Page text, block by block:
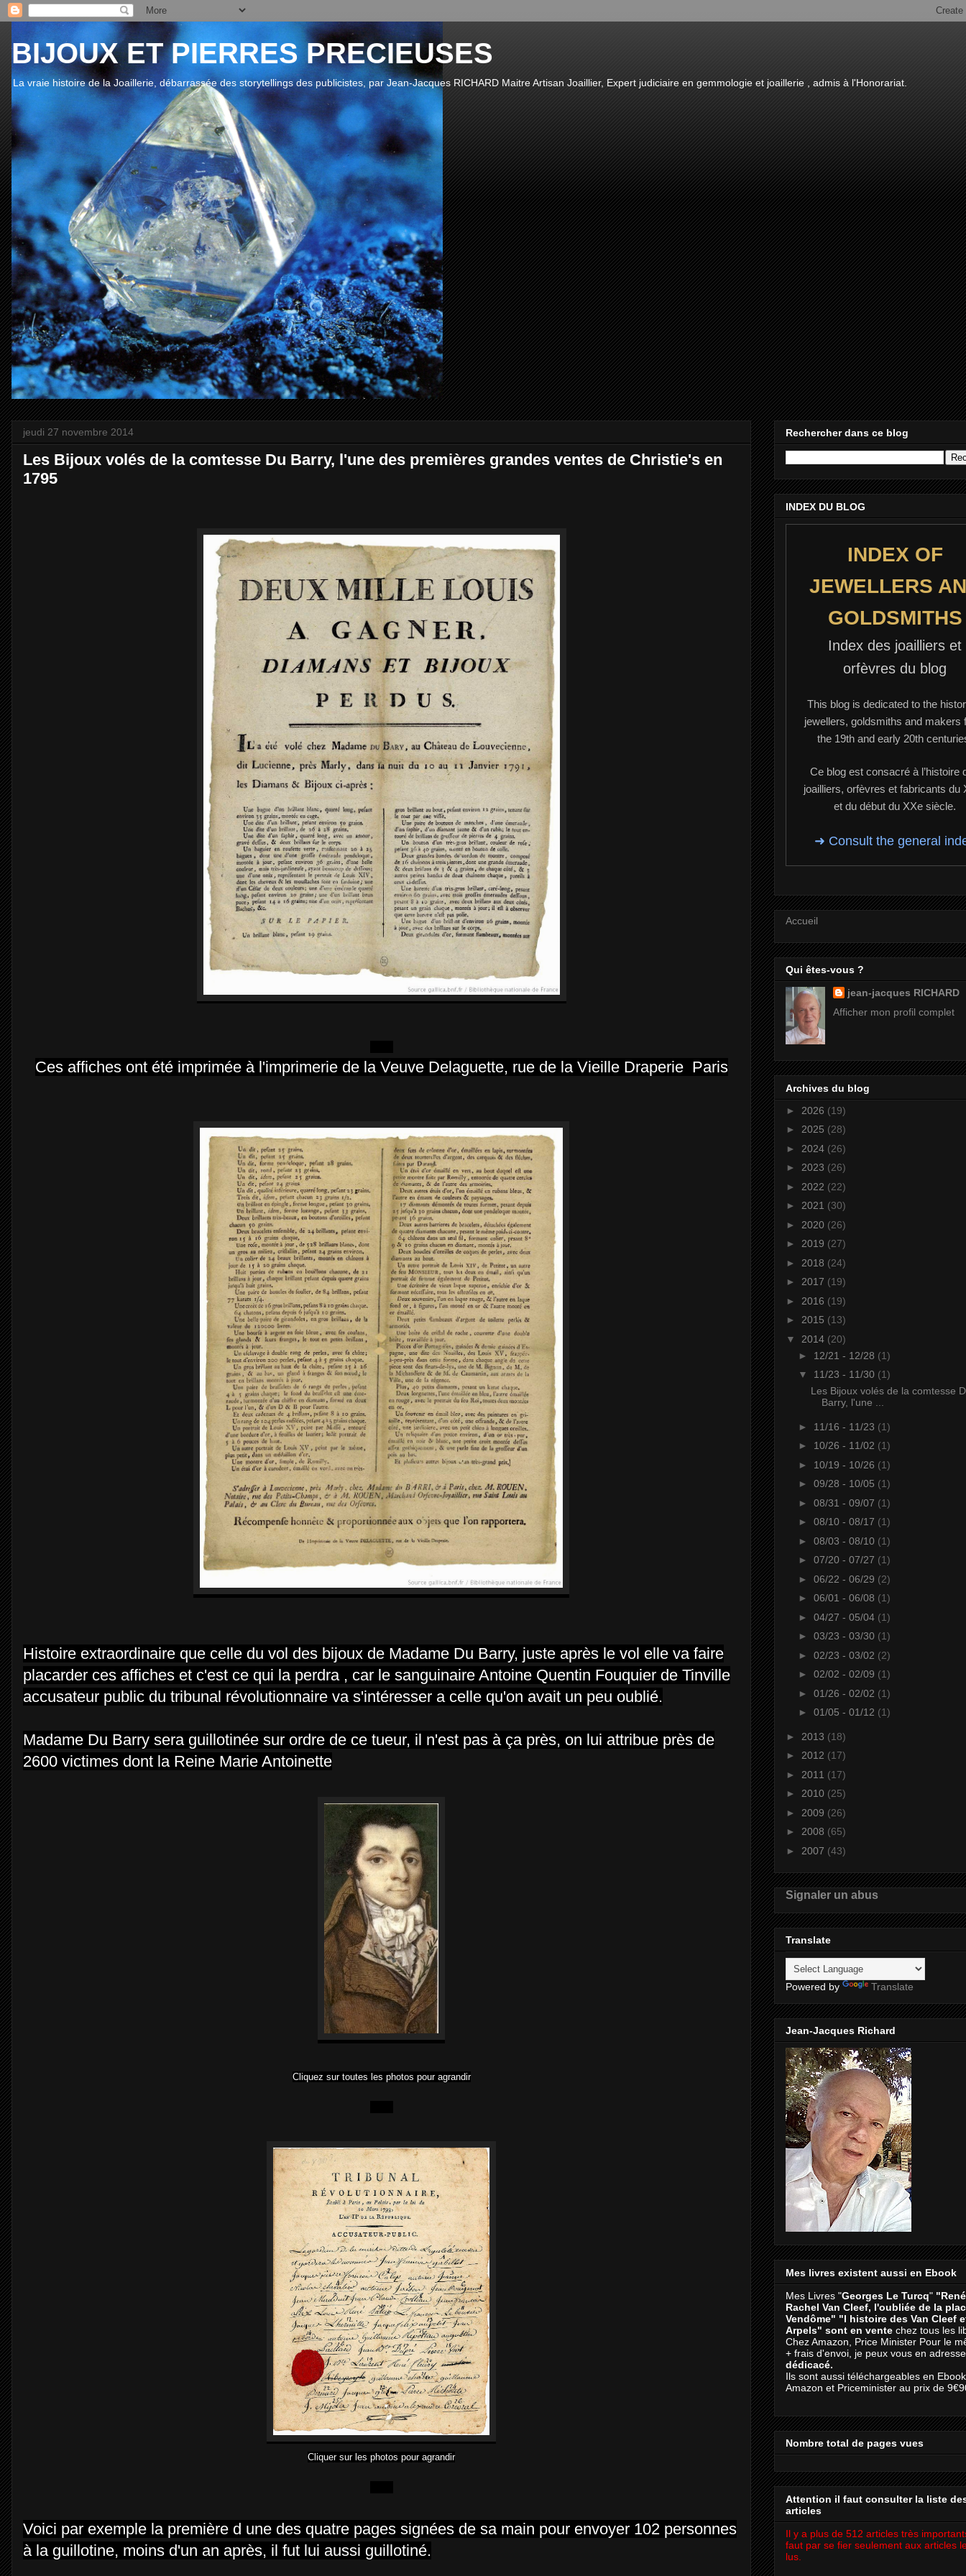
BIJOUX ET PIERRES PRECIEUSES
La vraie histoire de la Joaillerie, débarrassée des storytellings des publicistes, par Jean-Jacques RICHARD Maitre Artisan Joaillier, Expert judiciaire en gemmologie et joaillerie , admis à l'Honorariat.
jeudi 27 novembre 2014
Les Bijoux volés de la comtesse Du Barry, l'une des premières grandes ventes de Christie's en
1795
Ces affiches ont été imprimée à l'imprimerie de la Veuve Delaguette, rue de la Vieille Draperie Paris
Histoire extraordinaire que celle du vol des bijoux de Madame Du Barry, juste après le vol elle va faire
placarder ces affiches et c'est ce qui la perdra , car le sanguinaire Antoine Quentin Fouquier de Tinville
accusateur public du tribunal révolutionnaire va s'intéresser a celle qu'on avait un peu oublié.
Madame Du Barry sera guillotinée sur ordre de ce tueur, il n'est pas à ça près, on lui attribue près de
2600 victimes dont la Reine Marie Antoinette
Cliquez sur toutes les photos pour agrandir
Cliquer sur les photos pour agrandir
Voici par exemple la première d une des quatre pages signées de sa main pour envoyer 102 personnes
à la guillotine, moins d'un an après, il fut lui aussi guillotiné.
Rechercher dans ce blog
INDEX DU BLOG
INDEX OF
JEWELLERS
GOLDSMITHS
Index des joailliers et
orfèvres du blog
This blog is dedicated to the
jewellers, goldsmiths and makers
the 19th and early 20th
Ce blog est consacré à l’histoire
joailliers, orfèvres et fabricants du
et du début du XXe siècle.
➜ Consult the general
Accueil
Qui êtes-vous ?
jean-jacques RICHARD
Afficher mon profil complet
Archives du blog
► 2026 (19)
► 2025 (28)
► 2024 (26)
► 2023 (26)
► 2022 (22)
► 2021 (30)
► 2020 (26)
► 2019 (27)
► 2018 (24)
► 2017 (19)
► 2016 (19)
► 2015 (13)
▼ 2014 (20)
► 12/21 - 12/28 (1)
▼ 11/23 - 11/30 (1)
Les Bijoux volés de la comtesse
Barry, l'une ...
► 11/16 - 11/23 (1)
► 10/26 - 11/02 (1)
► 10/19 - 10/26 (1)
► 09/28 - 10/05 (1)
► 08/31 - 09/07 (1)
► 08/10 - 08/17 (1)
► 08/03 - 08/10 (1)
► 07/20 - 07/27 (1)
► 06/22 - 06/29 (2)
► 06/01 - 06/08 (1)
► 04/27 - 05/04 (1)
► 03/23 - 03/30 (1)
► 02/23 - 03/02 (2)
► 02/02 - 02/09 (1)
► 01/26 - 02/02 (1)
► 01/05 - 01/12 (1)
► 2013 (18)
► 2012 (17)
► 2011 (17)
► 2010 (25)
► 2009 (26)
► 2008 (65)
► 2007 (43)
Signaler un abus
Translate
Powered by Translate
Jean-Jacques Richard
Mes livres existent aussi en Ebook
Mes Livres "Georges Le Turcq"
Rachel Van Cleef, l'oubliée de la
Vendôme" "l histoire des Van Cleef
Arpels" sont en vente chez tous les
Chez Amazon, Price Minister Pour le
+ frais d'envoi, je peux vous en
dédicacé.
Ils sont aussi téléchargeables en
Amazon et Priceminister au prix de
Nombre total de pages vues
Attention il faut consulter la liste
articles
Il y a plus de 512 articles très
faut par se fier seulement aux articles
lus.